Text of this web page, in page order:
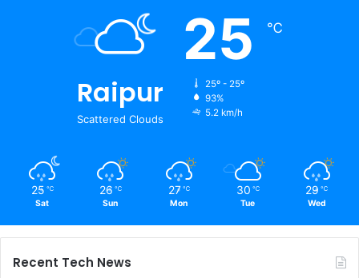
Raipur
Scattered Clouds
25 ℃
25º - 25º
93%
5.2 km/h
25 ℃
Sat
26 ℃
Sun
27 ℃
Mon
30 ℃
Tue
29 ℃
Wed
Recent Tech News